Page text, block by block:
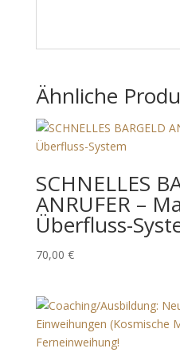
Ähnliche
SCHNELLES
ANRUFER –
Überfluss-
70,00 €